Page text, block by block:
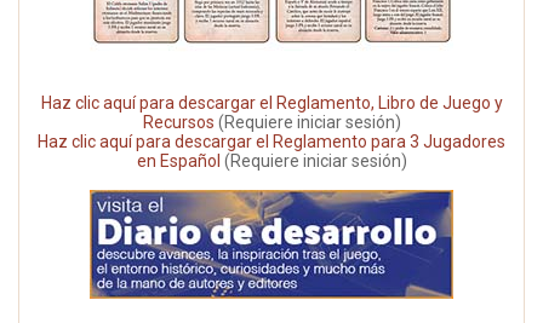
Haz clic aquí para descargar el Reglamento, Libro de Juego y
Recursos (Requiere iniciar sesión)
Haz clic aquí para descargar el Reglamento para 3 Jugadores
en Español (Requiere iniciar sesión)